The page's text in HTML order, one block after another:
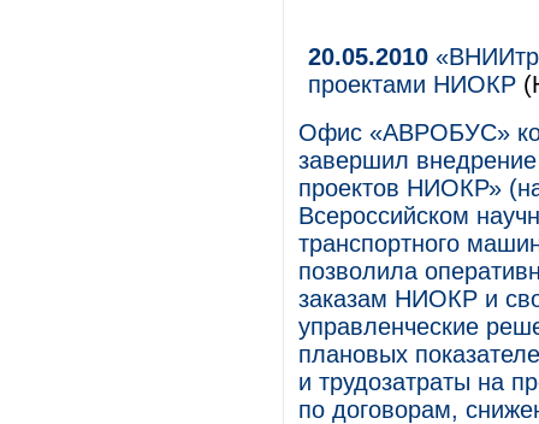
20.05.2010
проектами НИОКР
Офис «АВРОБУС»
завершил
проектов НИОКР»
Всероссийском
транспортного
позволила
заказам НИОКР и
управленческие
плановых
и трудозатраты на
по договорам,